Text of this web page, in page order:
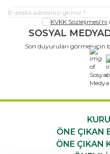
KVKK Sözleşmesi'ni
SOSYAL
Son duyuruları görmek için
ÖNE ÇIKAN
ÖNE ÇIKAN